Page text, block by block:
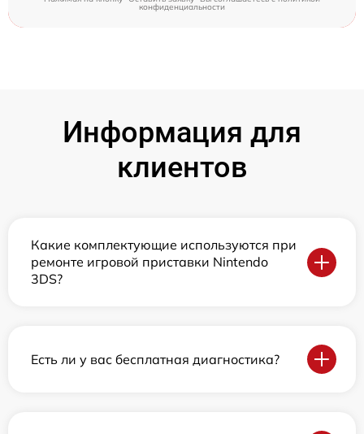
конфиденциальности
Информация для
клиентов
Какие комплектующие используются при
ремонте игровой приставки Nintendo
3DS?
Есть ли у вас бесплатная диагностика?